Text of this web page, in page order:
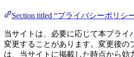
Section titled “プライバシーポリシ
当サイトは、必要に応じて本プライ
変更することがあります。変更後の
は、当サイトに掲載した時点から効